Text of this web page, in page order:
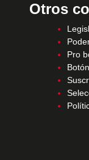
Otros
Pro